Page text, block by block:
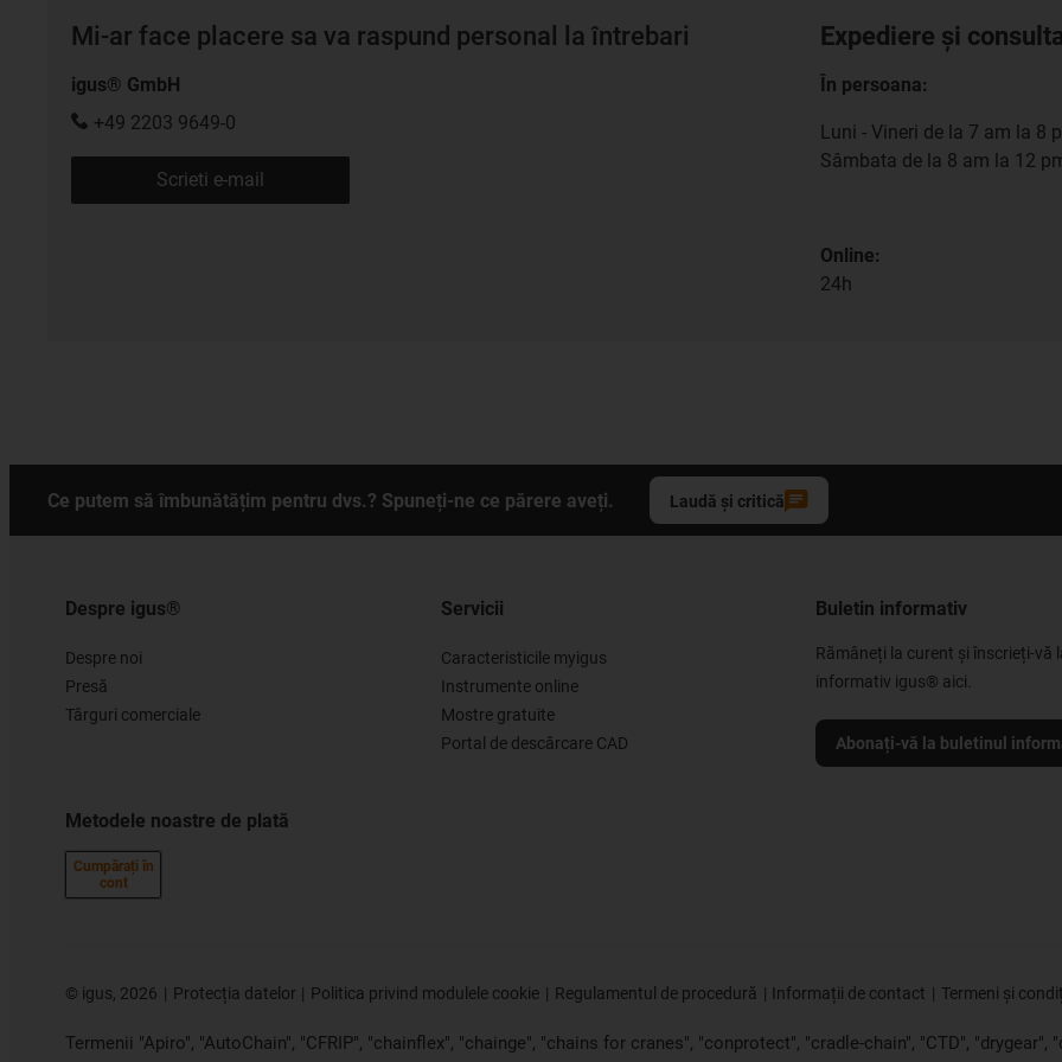
Mi-ar face placere sa va raspund personal la întrebari
igus® GmbH
+49 2203 9649-0
Scrieti e-mail
Expediere și
În persoana:
Luni - Vineri de la 7 am la 8
Sâmbata de la 8 am la 12
Online:
24h
Ce putem să îmbunătățim pentru dvs.? Spuneți-ne ce părere aveți. Laudă și critică
Despre igus®
Despre noi
Presă
Târguri comerciale
Metodele noastre de plată
Cumpărați în
cont
Servicii
Caracteristicile myigus
Instrumente online
Mostre gratuite
Portal de descărcare CAD
Buletin informativ
Rămâneți la curent și înscrieți-vă
informativ igus® aici.
Abonați-vă la buletinul
© igus, 2026 Protecția datelor Politica privind modulele cookie Regulamentul de procedură Informații de contact Termeni și
Termenii "Apiro", "AutoChain", "CFRIP", "chainflex", "chainge", "chains for cranes", "conprotect", "cradle-chain", "CTD", "drygear",